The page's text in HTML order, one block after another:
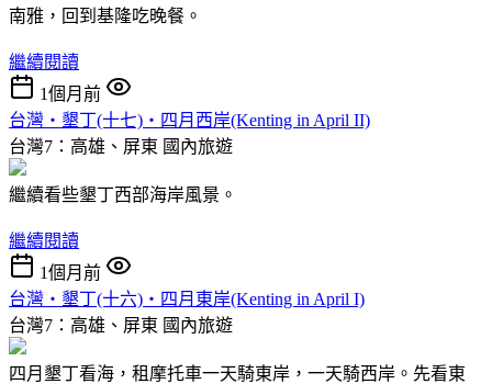
南雅，回到基隆吃晚餐。
繼續閱讀
1個月前
台灣‧墾丁(十七)‧四月西岸(Kenting in April II)
台灣7：高雄、屏東 國內旅遊
繼續看些墾丁西部海岸風景。
繼續閱讀
1個月前
台灣‧墾丁(十六)‧四月東岸(Kenting in April I)
台灣7：高雄、屏東 國內旅遊
四月墾丁看海，租摩托車一天騎東岸，一天騎西岸。先看東